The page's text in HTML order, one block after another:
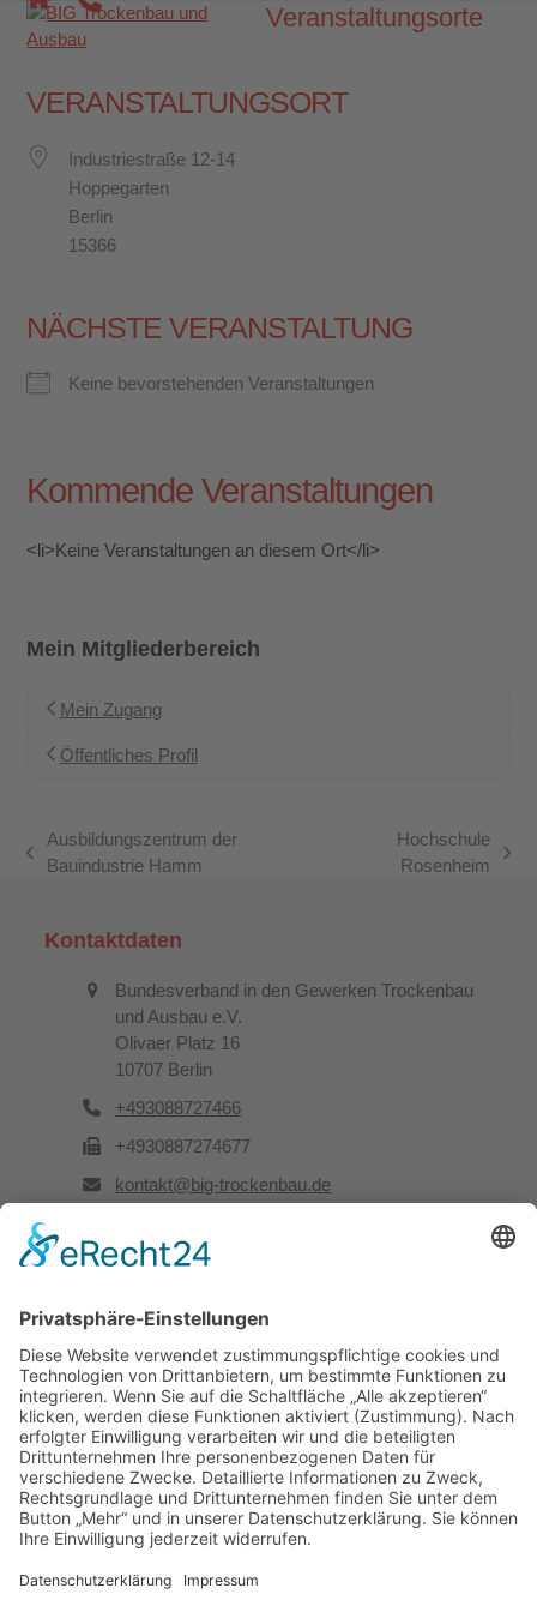
Skip
Open
menu
Close
menu
Veranstaltungsorte
VERANSTALTUNGSORT
Industriestraße 12-14
Hoppegarten
Berlin
15366
NÄCHSTE VERANSTALTUNG
Keine bevorstehenden Veranstaltungen
Kommende Veranstaltungen
<li>Keine Veranstaltungen an diesem Ort</li>
Mein Mitgliederbereich
Mein Zugang
Öffentliches Profil
vorheriger
Ausbildungszentrum der
Bauindustrie Hamm
Nächster
Hochschule
Rosenheim
Kontaktdaten
Bundesverband in den Gewerken Trockenbau
und Ausbau e.V.
Olivaer Platz 16
10707 Berlin
+493088727466
+4930887274677
kontakt@big-trockenbau.de
Rechtliches
Kontakt
Impressum
Datenschutz